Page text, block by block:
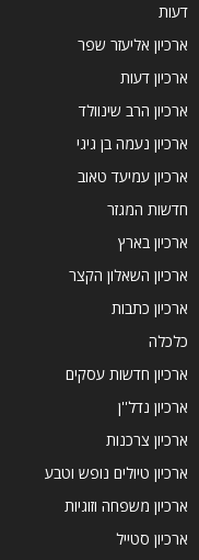
דעות
ארכיון אליעזר שפר
ארכיון דעות
ארכיון הרב שינוולד
ארכיון נעמה בן גיגי
ארכיון עמיעד טאוב
חדשות המגזר
ארכיון בארץ
ארכיון השאלון הקצר
ארכיון כתבות
כלכלה
ארכיון חדשות עסקים
ארכיון נדל''ן
ארכיון צרכנות
ארכיון טיולים נופש וטבע
ארכיון משפחה וזוגיות
ארכיון סטייל